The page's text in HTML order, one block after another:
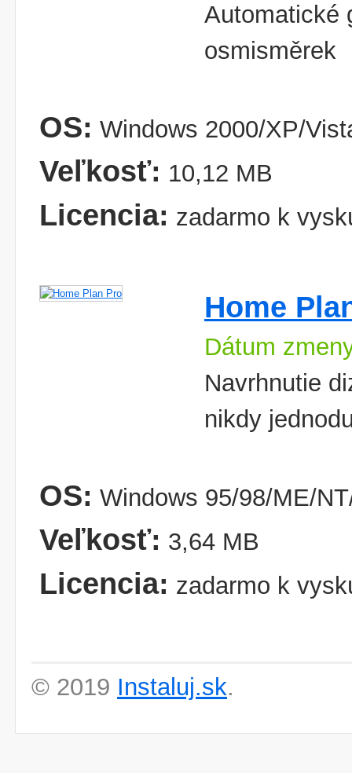
Automatické
osmisměrek
OS: Windows 2000/XP/
Veľkosť: 10,12 MB
Licencia: zadarmo k
Home
Dátum
Navrhnutie
nikdy
OS: Windows 95/98/ME/
Veľkosť: 3,64 MB
Licencia: zadarmo k
© 2019 Instaluj.sk.